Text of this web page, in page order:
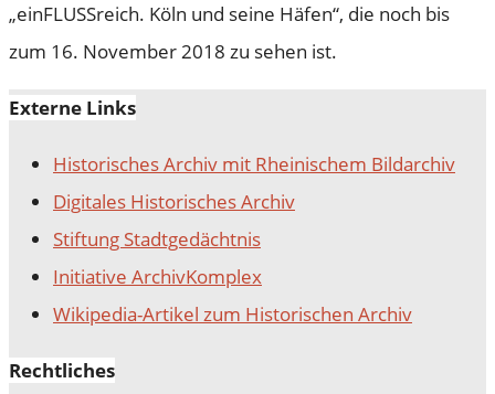
„einFLUSSreich. Köln und seine Häfen“, die noch bis
zum 16. November 2018 zu sehen ist.
Externe Links
Historisches Archiv mit Rheinischem Bildarchiv
Digitales Historisches Archiv
Stiftung Stadtgedächtnis
Initiative ArchivKomplex
Wikipedia-Artikel zum Historischen Archiv
Rechtliches